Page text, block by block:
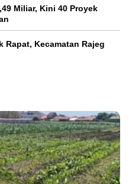
Miliar, Kini 40 Proyek
Rapat, Kecamatan Rajeg